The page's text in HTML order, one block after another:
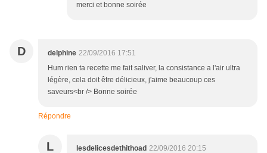
merci et bonne soirée
D delphine 22/09/2016 17:51
Hum rien ta recette me fait saliver, la consistance a l'air ultra
légère, cela doit être délicieux, j'aime beaucoup ces
saveurs<br /> Bonne soirée
Répondre
L lesdelicesdethithoad 22/09/2016 20:15